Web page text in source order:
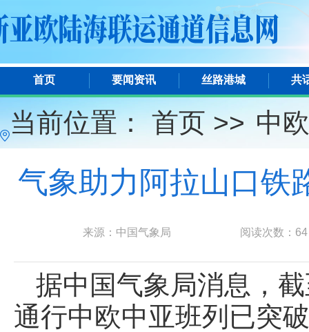
首页 要闻资讯 丝路港城 共
当前位置：首页 >> 中
气象助力阿拉山口铁
来源：中国气象局 阅读次数： 64
据中国气象局消息，
通行中欧中亚班列已突